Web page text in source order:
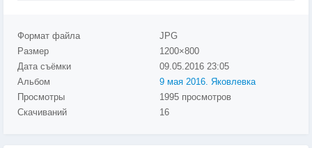
Формат файла
JPG
Размер
1200×800
Дата съёмки
09.05.2016 23:05
Альбом
9 мая 2016. Яковлевка
Просмотры
1995 просмотров
Скачиваний
16